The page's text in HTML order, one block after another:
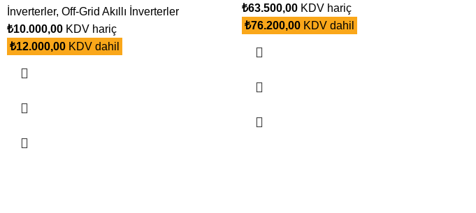
İnverterler, Off-Grid Akıllı İnverterler
₺10.000,00 KDV hariç
₺12.000,00 KDV dahil
₺63.500,00 KDV hariç
₺76.200,00 KDV dahil